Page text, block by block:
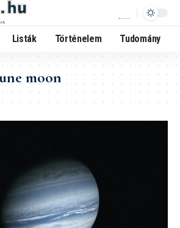
Listák Történelem Tudomány
moon